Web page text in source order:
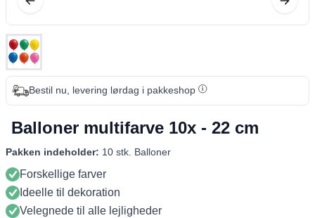
Bestil nu, levering lørdag i pakkeshop
Balloner multifarve 10x - 22 cm
Pakken indeholder: 10 stk. Balloner
Forskellige farver
Ideelle til dekoration
Velegnede til alle lejligheder